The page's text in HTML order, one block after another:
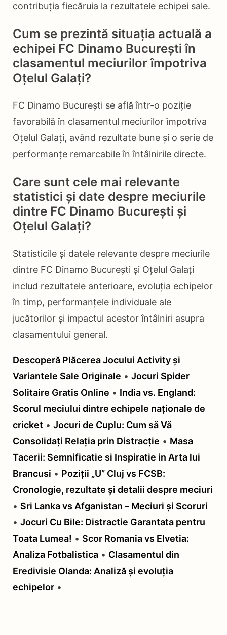
contribuția fiecăruia la rezultatele echipei sale.
Cum se prezintă situația actuală a
echipei FC Dinamo București în
clasamentul meciurilor împotriva
Oțelul Galați?
FC Dinamo București se află într-o poziție
favorabilă în clasamentul meciurilor împotriva
Oțelul Galați, având rezultate bune și o serie de
performanțe remarcabile în întâlnirile directe.
Care sunt cele mai relevante
statistici și date despre meciurile
dintre FC Dinamo București și
Oțelul Galați?
Statisticile și datele relevante despre meciurile
dintre FC Dinamo București și Oțelul Galați
includ rezultatele anterioare, evoluția echipelor
în timp, performanțele individuale ale
jucătorilor și impactul acestor întâlniri asupra
clasamentului general.
Descoperă Plăcerea Jocului Activity și
Variantele Sale Originale • Jocuri Spider
Solitaire Gratis Online • India vs. England:
Scorul meciului dintre echipele naționale de
cricket • Jocuri de Cuplu: Cum să Vă
Consolidați Relația prin Distracție • Masa
Tacerii: Semnificatie si Inspiratie in Arta lui
Brancusi • Poziții „U” Cluj vs FCSB:
Cronologie, rezultate și detalii despre meciuri
• Sri Lanka vs Afganistan – Meciuri și Scoruri
• Jocuri Cu Bile: Distractie Garantata pentru
Toata Lumea! • Scor Romania vs Elvetia:
Analiza Fotbalistica • Clasamentul din
Eredivisie Olanda: Analiză și evoluția
echipelor •